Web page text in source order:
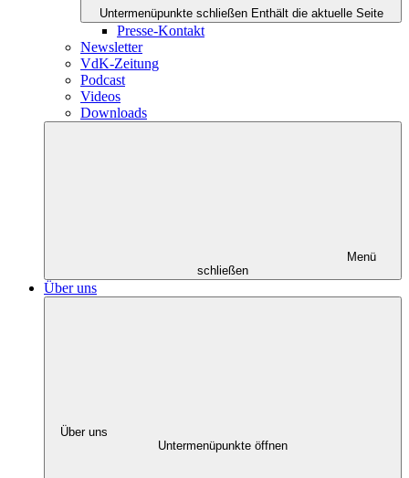
Untermenüpunkte schließen Enthält die aktuelle Seite
Presse-Kontakt
Newsletter
VdK-Zeitung
Podcast
Videos
Downloads
Menü
schließen
Über uns
Über uns
Untermenüpunkte öffnen